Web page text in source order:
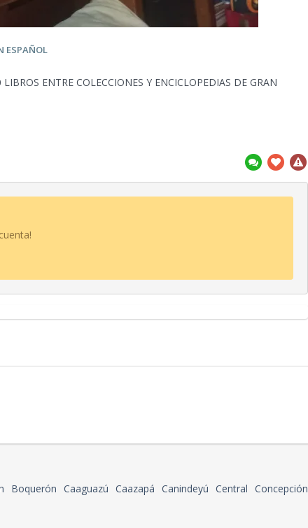
ESPAÑOL
ENTRE COLECCIONES Y ENCICLOPEDIAS DE GRAN
Boquerón Caaguazú Caazapá Canindeyú Central Concepción